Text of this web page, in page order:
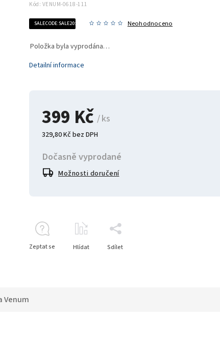
399 Kč / ks
329,80 Kč bez DPH
Dočasně vyprodané
Možnosti doručení
Kód: VENUM-0618-111
SALECODE:SALE20:20:% Neohodnoceno
Položka byla vyprodána…
Detailní informace
Zeptat se Hlídat Sdílet
Venum